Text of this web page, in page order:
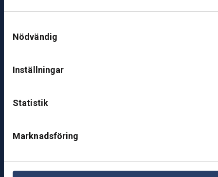
Nödvändig
Inställningar
Statistik
Marknadsföring
ö
g
u
d